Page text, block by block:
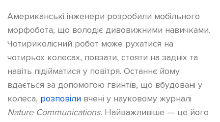
Американські інженери розробили мобільного
морфобота, що володіє дивовижними навичками.
Чотириколісний робот може рухатися на
чотирьох колесах, повзати, стояти на задніх та
навіть підійматися у повітря. Останнє йому
вдається за допомогою гвинтів, що вбудовані у
колеса, розповіли вчені у науковому журналі
Nature Communications. Найважливіше — це його